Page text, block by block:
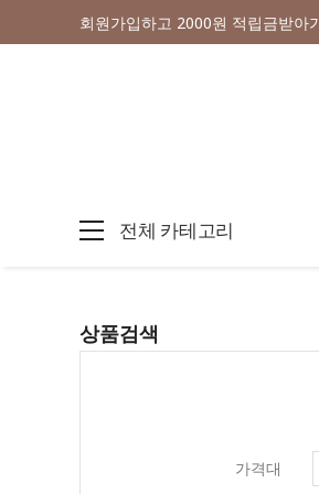
회원가입하고 2000원 적립금받아
전체 카테고리
상품검색
가격대